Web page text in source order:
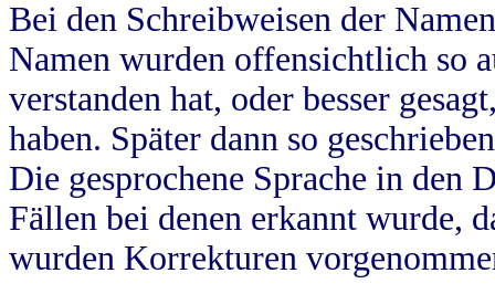
Bei den Schreibweisen der
Namen wurden offensichtlich so
verstanden hat, oder besser
haben. Später dann so
Die gesprochene Sprache in
Fällen bei denen erkannt wurde,
wurden Korrekturen